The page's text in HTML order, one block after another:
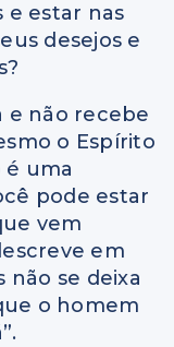
e estar nas
desejos e
e não recebe
o Espírito
é uma
pode estar
vem
em
não se deixa
o homem